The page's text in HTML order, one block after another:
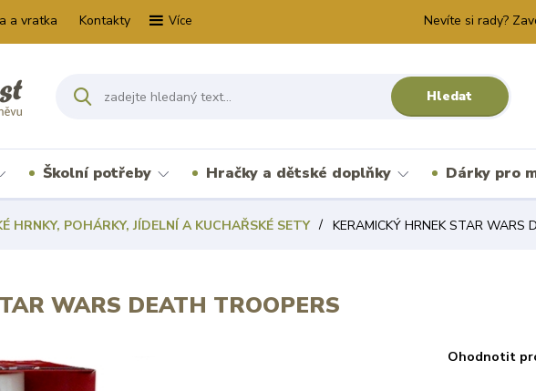
a vratka Kontakty Více
Hledat
Nevíte si rady?
Školní potřeby Hračky a dětské doplňky Dárky pro
HRNKY, POHÁRKY, JÍDELNÍ A KUCHAŘSKÉ SETY KERAMICKÝ HRNEK STAR WARS
WARS DEATH TROOPERS
Ohodnotit